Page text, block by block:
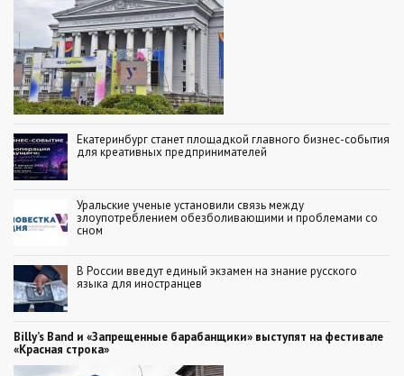
Екатеринбург станет площадкой главного бизнес-события
для креативных предпринимателей
Уральские ученые установили связь между
злоупотреблением обезболивающими и проблемами со
сном
В России введут единый экзамен на знание русского
языка для иностранцев
Billy’s Band и «Запрещенные барабанщики» выступят на фестивале
«Красная строка»